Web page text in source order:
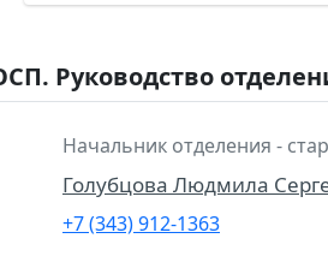
Руководство
Начальник отделения -
Голубцова Людмила
+7 (343) 912-1363